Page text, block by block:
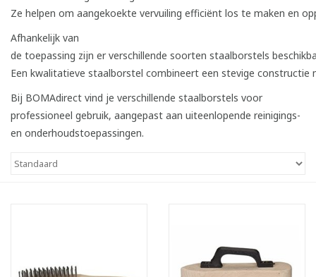
Ze helpen om aangekoekte vervuiling efficiënt los te maken en
Afhankelijk van
de toepassing zijn er verschillende soorten staalborstels
Een kwalitatieve staalborstel combineert een stevige
Bij BOMAdirect vind je verschillende staalborstels voor
professioneel gebruik, aangepast aan uiteenlopende reinigings-
en onderhoudstoepassingen.